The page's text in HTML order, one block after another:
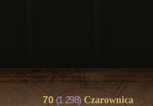
70(1 298) Czarownica